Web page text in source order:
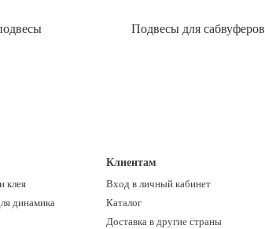
Подвесы для сабвуферов
клея
динамика
Клиентам
Вход в личный кабинет
Каталог
Доставка в другие страны